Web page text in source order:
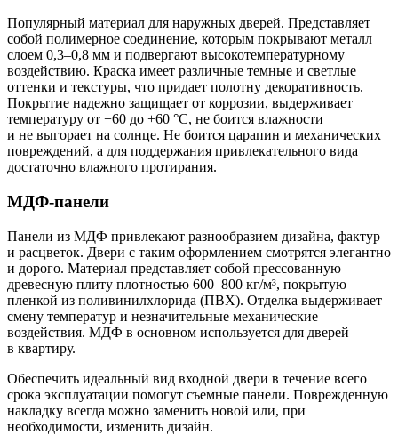
Популярный материал для наружных дверей. Представляет
собой полимерное соединение, которым покрывают металл
слоем 0,3–0,8 мм и подвергают высокотемпературному
воздействию. Краска имеет различные темные и светлые
оттенки и текстуры, что придает полотну декоративность.
Покрытие надежно защищает от коррозии, выдерживает
температуру от −60 до +60 °С, не боится влажности
и не выгорает на солнце. Не боится царапин и механических
повреждений, а для поддержания привлекательного вида
достаточно влажного протирания.
МДФ-панели
Панели из МДФ привлекают разнообразием дизайна, фактур
и расцветок. Двери с таким оформлением смотрятся элегантно
и дорого. Материал представляет собой прессованную
древесную плиту плотностью 600–800 кг/м³, покрытую
пленкой из поливинилхлорида (ПВХ). Отделка выдерживает
смену температур и незначительные механические
воздействия. МДФ в основном используется для дверей
в квартиру.
Обеспечить идеальный вид входной двери в течение всего
срока эксплуатации помогут съемные панели. Поврежденную
накладку всегда можно заменить новой или, при
необходимости, изменить дизайн.